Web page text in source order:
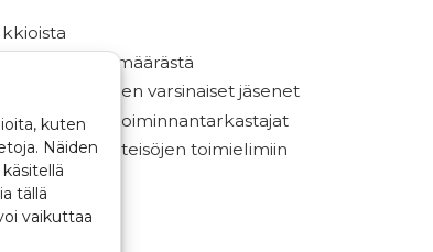
kuten
Näiden
tällä
vaikuttaa
lukumäärästä
hallituksen varsinaiset jäsenet
ja heille varatoiminnantarkastajat
yhteisöjen toimielimiin